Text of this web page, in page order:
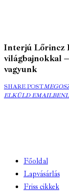
Interjú Lőrincz
világbajnokkal
vagyunk
SHARE POST
ELKÜLD EMAILBEN
Főoldal
Lapvásárlás
Friss cikkek